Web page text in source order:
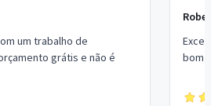
um trabalho de
grátis e não é
bom